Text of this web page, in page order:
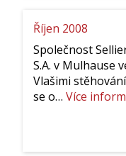
Říjen 2008
Společnost
S.A. v Mulhause
Vlašimi
se o… Více